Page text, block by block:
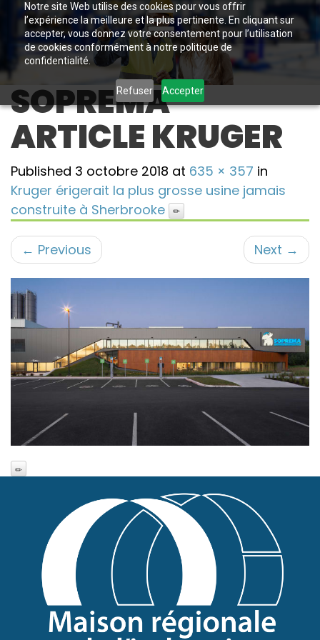
Notre site Web utilise des cookies pour vous offrir
l’expérience la meilleure et la plus pertinente. En cliquant sur
accepter, vous donnez votre consentement pour l’utilisation
de cookies conformément à notre politique de
confidentialité.
Refuser Accepter
SOPREMA
ARTICLE KRUGER
Published 3 octobre 2018 at 635 × 357 in
Kruger érigerait la plus grosse usine jamais
construite à Sherbrooke
← Previous Next →